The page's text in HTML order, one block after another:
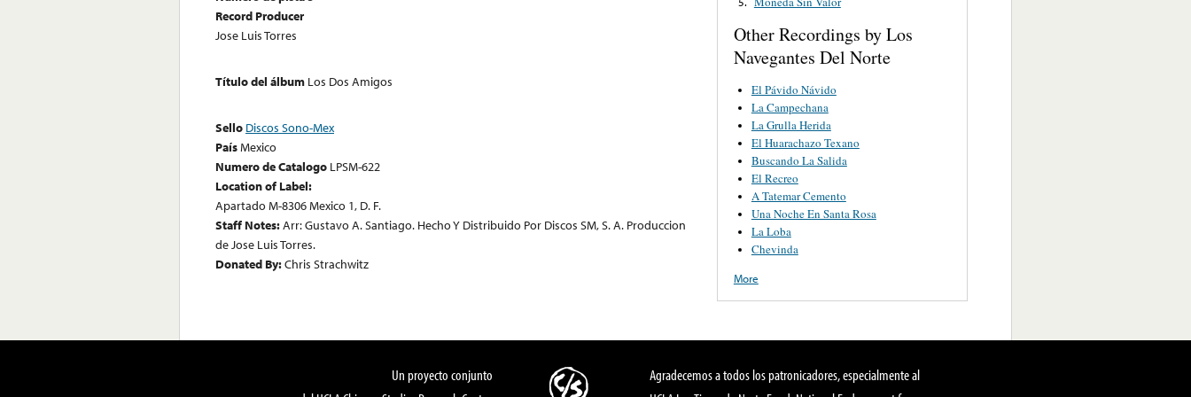
Record Producer
Jose Luis Torres
Título del álbum Los Dos Amigos
Sello Discos Sono-Mex
PaísMexico
Numero de Catalogo LPSM-622
Location of Label:
Apartado M-8306 Mexico 1, D. F.
Staff Notes:Arr: Gustavo A. Santiago. Hecho Y Distribuido Por Discos SM, S. A. Produccion
de Jose Luis Torres.
Donated By:Chris Strachwitz
Other Recordings by Los
Navegantes Del Norte
El Pávido Návido
La Campechana
La Grulla Herida
El Huarachazo Texano
Buscando La Salida
El Recreo
A Tatemar Cemento
Una Noche En Santa Rosa
La Loba
Chevinda
More
Un proyecto conjunto
Agradecemos a todos los patronicadores, especialmente al